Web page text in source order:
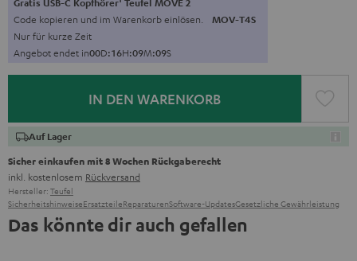
Gratis USB-C Kopfhörer Teufel MOVE 2
Code kopieren und im Warenkorb einlösen. MOV-T4S
Nur für kurze Zeit
Angebot endet in00D:16H:09M:08S
IN DEN WARENKORB
Auf Lager
Sicher einkaufen mit 8 Wochen Rückgaberecht
inkl. kostenlosem Rückversand
Hersteller: Teufel
SicherheitshinweiseErsatzteileReparaturenSoftware-UpdatesGesetzliche Gewährleistung
Das könnte dir auch gefallen